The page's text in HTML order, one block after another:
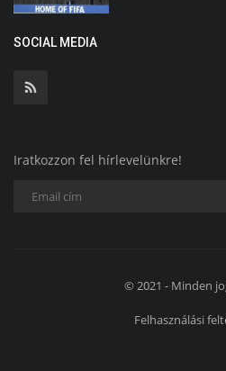
SOCIAL MEDIA
Iratkozzon fel hírlevelünkre!
© 2021 - Minden
Felhasználási